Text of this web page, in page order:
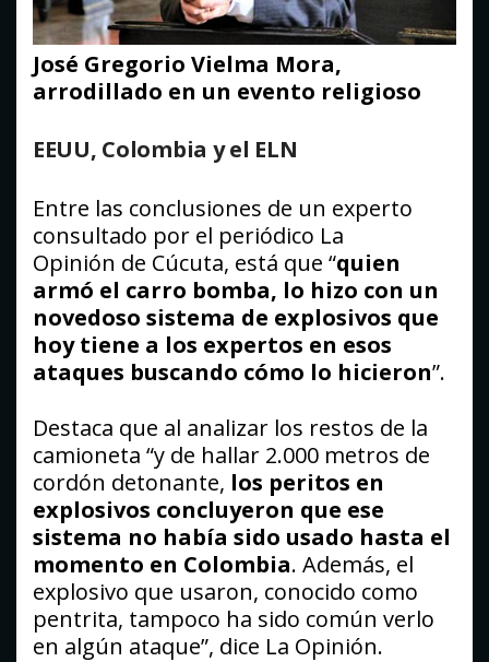
José Gregorio Vielma Mora,
arrodillado en un evento religioso
EEUU, Colombia y el ELN
Entre las conclusiones de un experto
consultado por el periódico La
Opinión de Cúcuta, está que “quien
armó el carro bomba, lo hizo con un
novedoso sistema de explosivos que
hoy tiene a los expertos en esos
ataques buscando cómo lo hicieron”.
Destaca que al analizar los restos de la
camioneta “y de hallar 2.000 metros de
cordón detonante, los peritos en
explosivos concluyeron que ese
sistema no había sido usado hasta el
momento en Colombia. Además, el
explosivo que usaron, conocido como
pentrita, tampoco ha sido común verlo
en algún ataque”, dice La Opinión.